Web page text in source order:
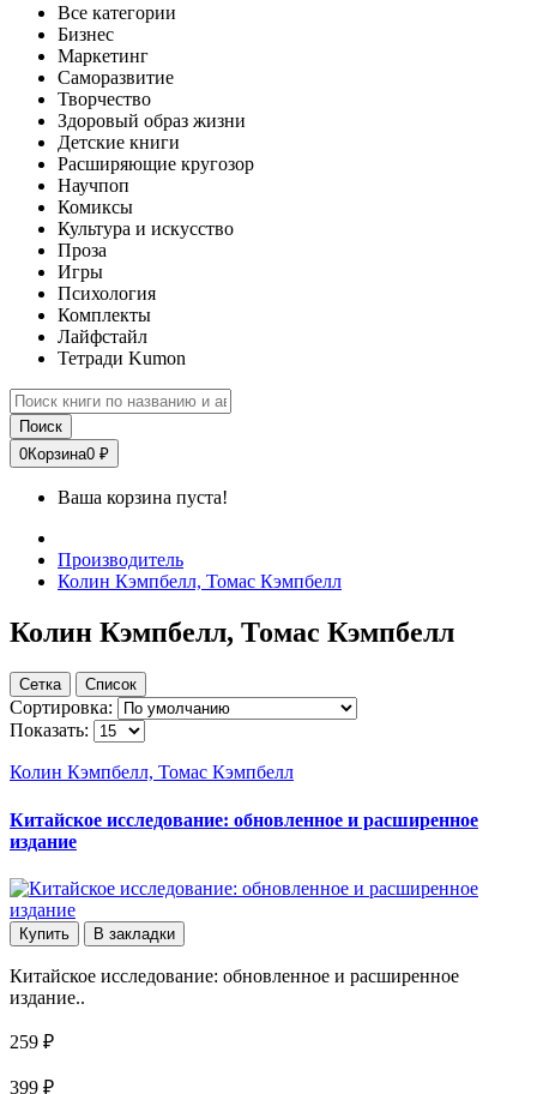
Все категории
Бизнес
Маркетинг
Саморазвитие
Творчество
Здоровый образ жизни
Детские книги
Расширяющие кругозор
Научпоп
Комиксы
Культура и искусство
Проза
Игры
Психология
Комплекты
Лайфстайл
Тетради Kumon
Поиск
0Корзина0 ₽
Ваша корзина пуста!
Производитель
Колин Кэмпбелл, Томас Кэмпбелл
Колин Кэмпбелл, Томас Кэмпбелл
Сетка Список
Сортировка:
Показать:
Колин Кэмпбелл, Томас Кэмпбелл
Китайское исследование: обновленное и расширенное
издание
Купить В закладки
Китайское исследование: обновленное и расширенное
издание..
259 ₽
399 ₽